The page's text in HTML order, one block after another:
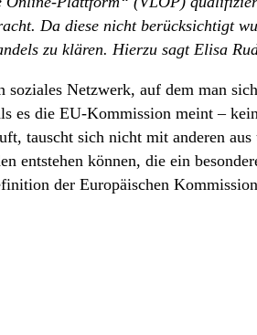
Da diese nicht berücksichtigt
zu klären. Hierzu sagt Elisa
Netzwerk, auf dem man
es die EU-Kommission meint –
tauscht sich nicht mit anderen
entstehen können, die ein
der Europäischen